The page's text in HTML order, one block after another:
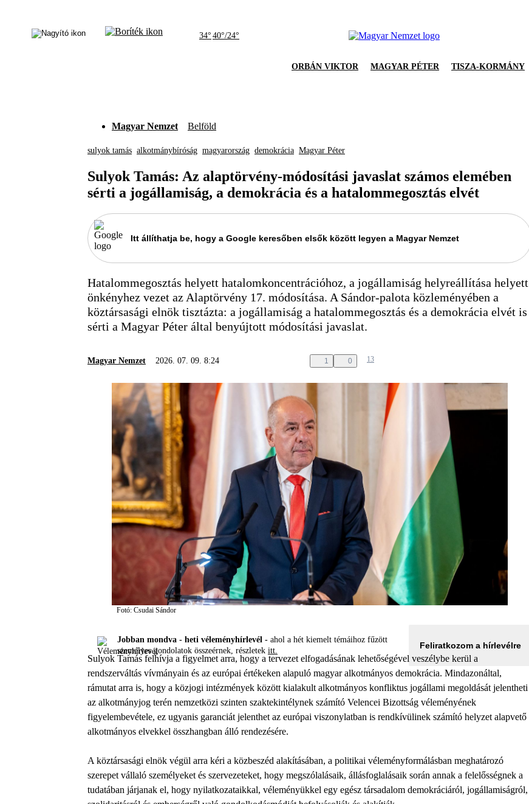
34° 40°/24°
ORBÁN VIKTOR MAGYAR PÉTER TISZA-KORMÁNY
Magyar Nemzet Belföld
sulyok tamás alkotmánybíróság magyarország demokrácia Magyar Péter
Sulyok Tamás: Az alaptörvény-módosítási javaslat számos elemében
sérti a jogállamiság, a demokrácia és a hatalommegosztás elvét
Itt állíthatja be, hogy a Google keresőben elsők között legyen a Magyar Nemzet
Hatalommegosztás helyett hatalomkoncentrációhoz, a jogállamiság helyreállítása helyett
önkényhez vezet az Alaptörvény 17. módosítása. A Sándor-palota közleményében a
köztársasági elnök tisztázta: a jogállamiság a hatalommegosztás és a demokrácia elvét is
sérti a Magyar Péter által benyújtott módosítási javaslat.
Magyar Nemzet 2026. 07. 09. 8:24 1 0 13
Fotó: Csudai Sándor
Jobban mondva - heti véleményhírlevél - ahol a hét kiemelt témáihoz fűzött
személyes gondolatok összeérnek, részletek itt.
Feliratkozom a hírlevélre
Sulyok Tamás felhívja a figyelmet arra, hogy a tervezet elfogadásának lehetőségével veszélybe kerül a
rendszerváltás vívmányain és az európai értékeken alapuló magyar alkotmányos demokrácia. Mindazonáltal,
rámutat arra is, hogy a közjogi intézmények között kialakult alkotmányos konfliktus jogállami megoldását jelentheti
az alkotmányjog terén nemzetközi szinten szaktekintélynek számító Velencei Bizottság véleményének
figyelembevétele, ez ugyanis garanciát jelenthet az európai viszonylatban is rendkívülinek számító helyzet alapvető
alkotmányos elvekkel összhangban álló rendezésére.
A köztársasági elnök végül arra kéri a közbeszéd alakításában, a politikai véleményformálásban meghatározó
szerepet vállaló személyeket és szervezeteket, hogy megszólalásaik, állásfoglalásaik során annak a felelősségnek a
tudatában járjanak el, hogy nyilatkozataikkal, véleményükkel egy egész társadalom demokráciáról, jogállamiságról,